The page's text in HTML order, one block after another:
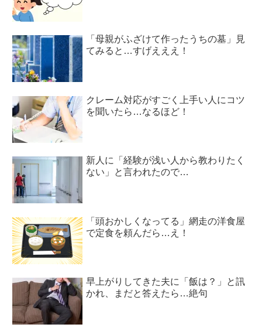
「母親がふざけて作ったうちの墓」見
てみると…すげえええ！
クレーム対応がすごく上手い人にコツ
を聞いたら…なるほど！
新人に「経験が浅い人から教わりたく
ない」と言われたので…
「頭おかしくなってる」網走の洋食屋
で定食を頼んだら…え！
早上がりしてきた夫に「飯は？」と訊
かれ、まだと答えたら…絶句